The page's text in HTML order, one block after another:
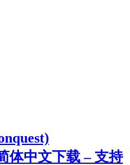
体中文下载 – 支持